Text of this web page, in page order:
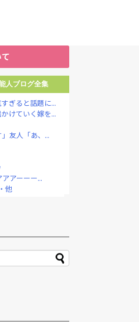
人ブログ全集
ぎると話題に...
けていく嫁を...
友人「あ、...
アーーー...
他
をしてしま...
災地・熊本へ...